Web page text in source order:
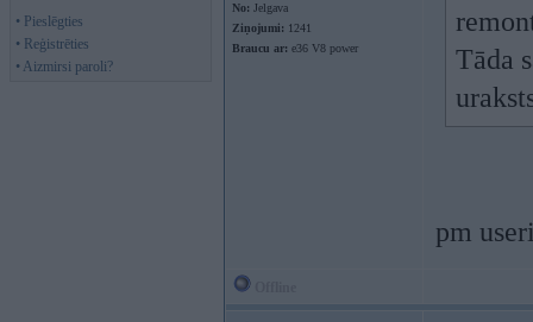
• Pieslēgties
• Reģistrēties
• Aizmirsi paroli?
No: Jelgava
Ziņojumi: 1241
Braucu ar: e36 V8 power
Tāda
pm